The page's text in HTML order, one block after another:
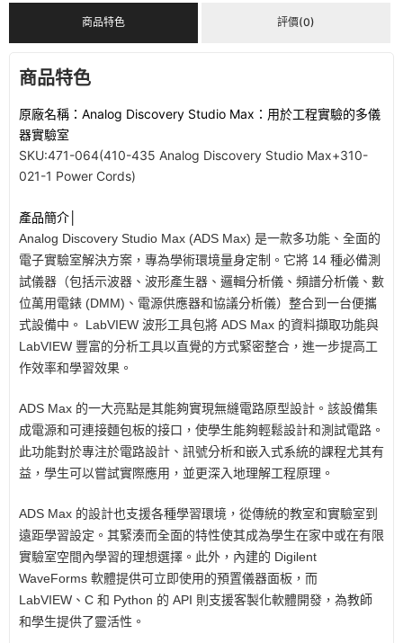
商品特色 評價(0)
商品特色
原廠名稱：Analog Discovery Studio Max：用於工程實驗的多儀
器實驗室
SKU:471-064(410-435 Analog Discovery Studio Max+310-
021-1 Power Cords)
產品簡介│
Analog Discovery Studio Max (ADS Max) 是一款多功能、全面的
電子實驗室解決方案，專為學術環境量身定制。它將 14 種必備測
試儀器（包括示波器、波形產生器、邏輯分析儀、頻譜分析儀、數
位萬用電錶 (DMM)、電源供應器和協議分析儀）整合到一台便攜
式設備中。 LabVIEW 波形工具包將 ADS Max 的資料擷取功能與
LabVIEW 豐富的分析工具以直覺的方式緊密整合，進一步提高工
作效率和學習效果。
ADS Max 的一大亮點是其能夠實現無縫電路原型設計。該設備集
成電源和可連接麵包板的接口，使學生能夠輕鬆設計和測試電路。
此功能對於專注於電路設計、訊號分析和嵌入式系統的課程尤其有
益，學生可以嘗試實際應用，並更深入地理解工程原理。
ADS Max 的設計也支援各種學習環境，從傳統的教室和實驗室到
遠距學習設定。其緊湊而全面的特性使其成為學生在家中或在有限
實驗室空間內學習的理想選擇。此外，內建的 Digilent
WaveForms 軟體提供可立即使用的預置儀器面板，而
LabVIEW、C 和 Python 的 API 則支援客製化軟體開發，為教師
和學生提供了靈活性。